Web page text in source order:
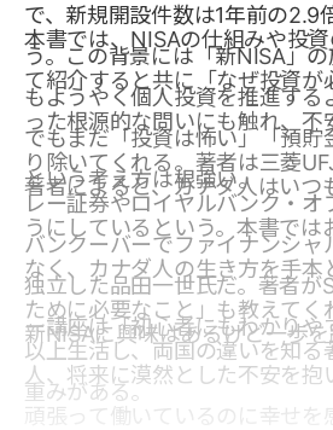
で、新規開設件数は1年前の2.9
う。この背景には「新NISA」
もようやく個人投資を推進する
でもまだ「投資は怖い」「預貯
という考え方は根強い。
本書では、NISAの仕組みや投
て紹介すると共に「なぜ投資が
った根源的な問いにも触れ、不
り除いてくれる。著者は三菱
レー証券やロイヤルバンク・オ
バンクーバーでファイナンシャ
独立した品田一世氏だ。著者が
ー講座は「初心者にもわかりや
著者によると、カナダ人はいつ
うにしているという。本書では
なく、カナダ人の生き方を手本
ために必要なこと」も教えてく
以上生活し、両国の違いを知る
重みがある。
新NISAに興味はあるけど一歩
人、将来に漠然とした不安を抱
頑張って働いているのに幸せを